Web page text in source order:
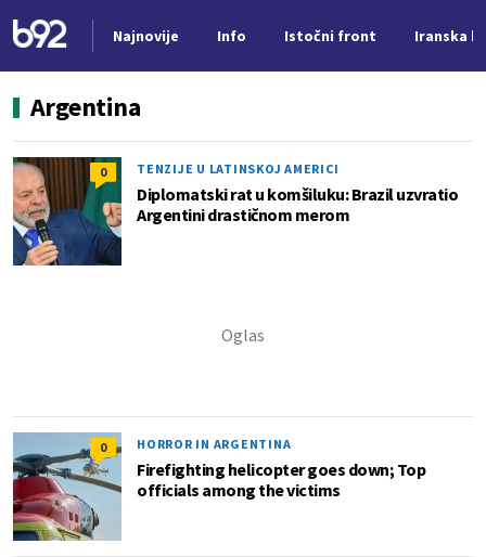
Najnovije Info Istočni front Iranska
Argentina
0 TENZIJE U LATINSKOJ AMERICI
Diplomatski rat u komšiluku: Brazil uzvratio
Argentini drastičnom merom
0 HORROR IN ARGENTINA
Firefighting helicopter goes down; Top
officials among the victims